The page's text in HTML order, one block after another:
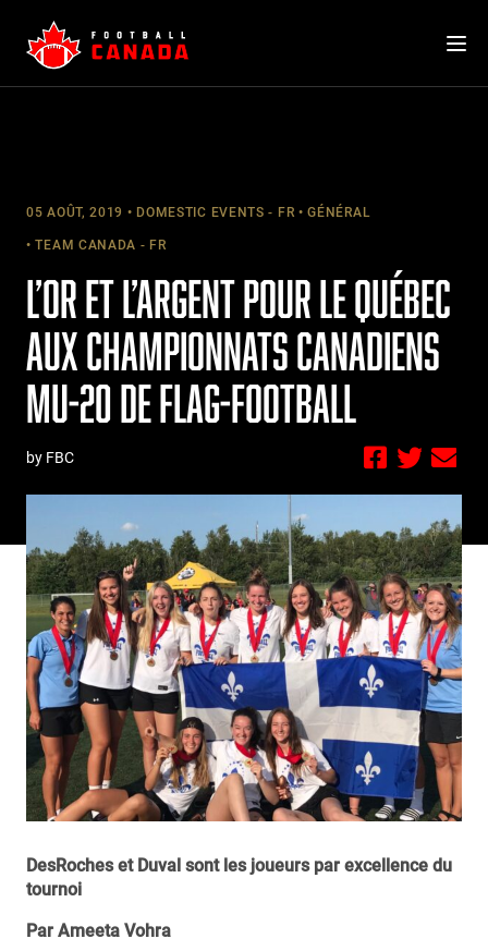
content
05 AOÛT, 2019 DOMESTIC EVENTS - FR GÉNÉRAL
TEAM CANADA - FR
L’OR ET L’ARGENT POUR LE QUÉBEC
AUX CHAMPIONNATS CANADIENS
MU-20 DE FLAG-FOOTBALL
by FBC
DesRoches et Duval sont les joueurs par excellence du
tournoi
Par Ameeta Vohra